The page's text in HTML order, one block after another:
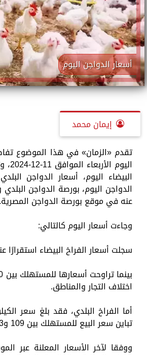
أسعار الدواجن اليوم
إيمان محمد
تقدم «الزمان» في هذا الموضوع
البيضاء اليوم، أسعار الدواجن
الدواجن اليوم، بورصة الدواجن
عنه في موقع بورصة الدواجن المصرية.
وجاءت أسعار اليوم كالتالي:
سجلت أسعار الفراخ البيضاء استقرارًا عند 78 جنيهًا
اختلاف التجار والمناطق.
تباين سعر البيع للمستهلك بين 109 و113 جنيهًا.
ووفقا لآخر الأسعار المعلنة عبر